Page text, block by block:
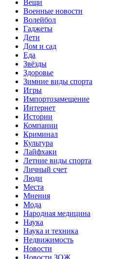
Вещи
Военные новости
Волейбол
Гаджеты
Дети
Дом и сад
Еда
Звёзды
Здоровье
Зимние виды спорта
Игры
Импортозамещение
Интернет
Истории
Компании
Криминал
Культура
Лайфхаки
Летние виды спорта
Личный счет
Люди
Места
Мнения
Мода
Народная медицина
Наука
Наука и техника
Недвижимость
Новости
Новости ЗОЖ